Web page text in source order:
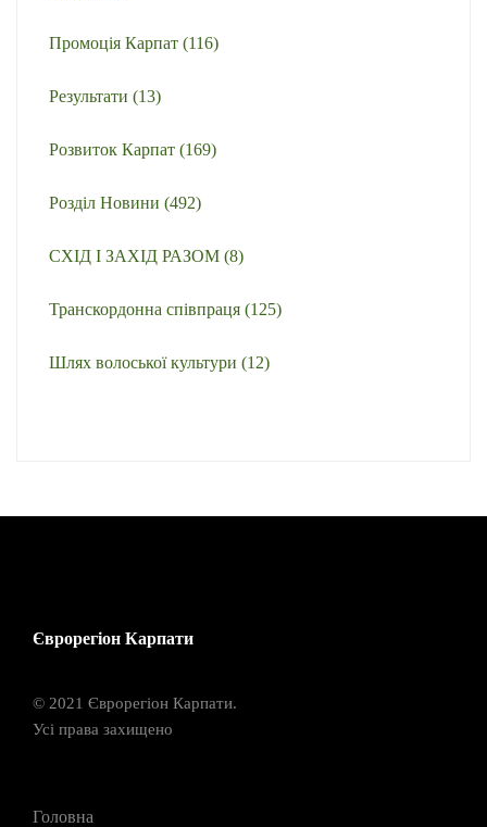
Промоція Карпат (116)
Результати (13)
Розвиток Карпат (169)
Розділ Новини (492)
СХІД І ЗАХІД РАЗОМ (8)
Транскордонна співпраця (125)
Шлях волоської культури (12)
Єврорегіон Карпати
© 2021 Єврорегіон Карпати.
Усі права захищено
Головна